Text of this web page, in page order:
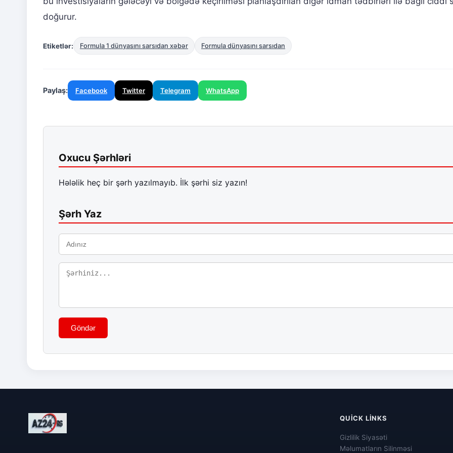
doğurur.
Etiketlər: Formula 1 dünyasını sarsıdan xəbər Formula dünyasını sarsıdan
Paylaş: Facebook Twitter Telegram WhatsApp
Oxucu Şərhləri
Hələlik heç bir şərh yazılmayıb. İlk şərhi siz yazın!
Şərh Yaz
Göndər
QUICK LINKS
Gizlilik Siyasəti
Məlumatların Silinməsi